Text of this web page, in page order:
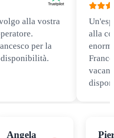
alla vostra
per la
disponibilità.
alla
Angela